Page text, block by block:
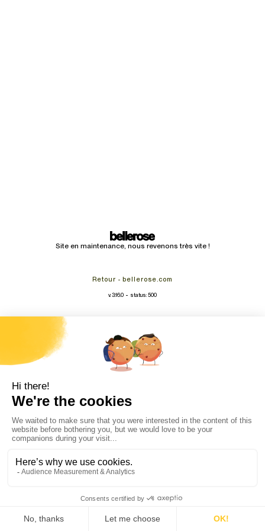
Site en maintenance, nous revenons très vite !
Retour - bellerose.com
v. 3.16.0 - status: 500